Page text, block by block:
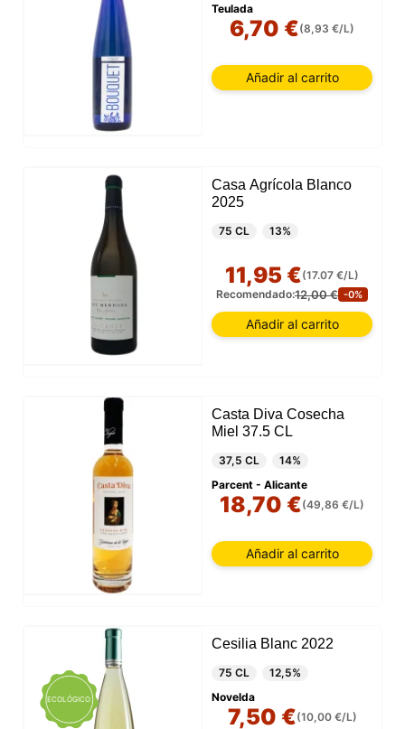
Teulada
6,70 €(8,93 €/L)
Añadir al carrito
Casa Agrícola Blanco
2025
75 CL 13%
11,95 €(17.07 €/L)
Recomendado:12,00 € -0%
Añadir al carrito
Casta Diva Cosecha
Miel 37.5 CL
37,5 CL
14%
Parcent - Alicante
18,70 €(49,86 €/L)
Añadir al carrito
ECOLÓGICO
Cesilia Blanc 2022
75 CL
12,5%
Novelda
7,50 €(10,00 €/L)